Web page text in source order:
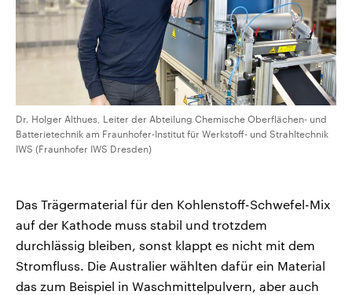
Dr. Holger Althues, Leiter der Abteilung Chemische Oberflächen- und
Batterietechnik am Fraunhofer-Institut für Werkstoff- und Strahltechnik
IWS (Fraunhofer IWS Dresden)
Das Trägermaterial für den Kohlenstoff-Schwefel-Mix
auf der Kathode muss stabil und trotzdem
durchlässig bleiben, sonst klappt es nicht mit dem
Stromfluss. Die Australier wählten dafür ein Material
das zum Beispiel in Waschmittelpulvern, aber auch